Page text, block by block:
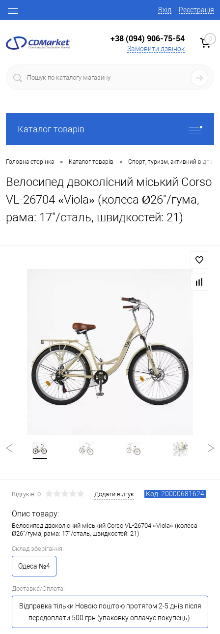
Вхід Реєстрація
+38 (094) 906-75-54
Замовити дзвінок
0
Каталог товарів
Головна сторінка • Каталог товарів • Спорт, туризм, активний
Велосипед двоколісний міський Corso
VL-26704 «Viola» (колеса Ø26"/гума,
рама: 17"/сталь, швидкостей: 21)
Відгуків: 0 Додати відгук Код: 20000681624
Опис товару:
Велосипед двоколісний міський Corso VL-26704 «Viola» (колеса
Ø26"/гума, рама: 17"/сталь, швидкостей: 21)
Склад зберігання:
Одеса №4
Доставка/Оплата:
Відправка тільки Новою поштою протягом 2-5 днів після
передоплати 500 грн (упаковку оплачує покупець).